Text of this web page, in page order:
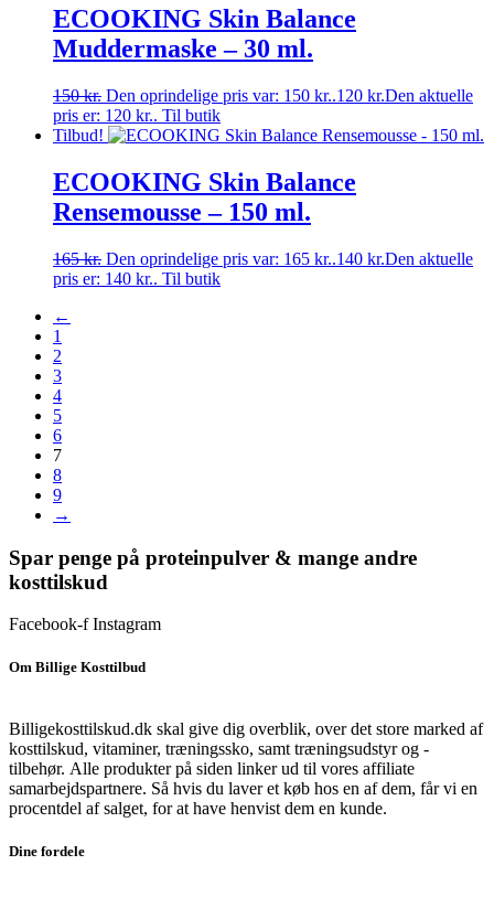
ECOOKING Skin Balance
Muddermaske – 30 ml.
150kr. Den oprindelige pris var: 150 kr..120 kr.Den aktuelle
pris er: 120 kr.. Til butik
Tilbud!
ECOOKING Skin Balance
Rensemousse – 150 ml.
165kr. Den oprindelige pris var: 165 kr..140 kr.Den aktuelle
pris er: 140 kr.. Til butik
←
1
2
3
4
5
6
7
8
9
→
Spar penge på proteinpulver & mange andre
kosttilskud
Facebook-f Instagram
Om Billige Kosttilbud
Billigekosttilskud.dk skal give dig overblik, over det store marked af
kosttilskud, vitaminer, træningssko, samt træningsudstyr og -
tilbehør. Alle produkter på siden linker ud til vores affiliate
samarbejdspartnere. Så hvis du laver et køb hos en af dem, får vi en
procentdel af salget, for at have henvist dem en kunde.
Dine fordele